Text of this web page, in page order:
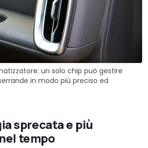
un solo chip può gestire
in modo più preciso ed
sprecata e più
tempo